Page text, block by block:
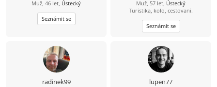
Muž, 46 let, Ústecký
Seznámit se
Muž, 57 let, Ústecký
Turistika, kolo, cestovani.
Seznámit se
radinek99 lupen77